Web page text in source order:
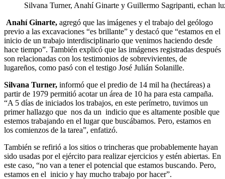
Silvana Turner, Anahí Ginarte y Guillermo Sagripanti, echan
Anahí Ginarte, agregó que las imágenes y el trabajo del geólogo
previo a las excavaciones “es brillante” y destacó que “estamos en el
inicio de un trabajo interdisciplinario que venimos haciendo desde
hace tiempo”. También explicó que las imágenes registradas después
son relacionadas con los testimonios de sobrevivientes, de
lugareños, como pasó con el testigo José Julián Solanille.
Silvana Turner, informó que el predio de 14 mil ha (hectáreas) a
partir de 1979 permitió acotar un área de 10 ha para esta campaña.
“A 5 días de iniciados los trabajos, en este perímetro, tuvimos un
primer hallazgo que nos da un indicio que es altamente posible que
estemos trabajando en el lugar que buscábamos. Pero, estamos en
los comienzos de la tarea”, enfatizó.
También se refirió a los sitios o trincheras que probablemente hayan
sido usadas por el ejército para realizar ejercicios y estén abiertas. En
este caso, “no van a tener el potencial que estamos buscando. Pero,
estamos en el inicio y hay mucho trabajo por hacer”.